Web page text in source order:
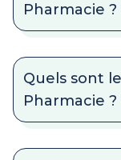
Pharmacie ?
Quels sont
Pharmacie ?